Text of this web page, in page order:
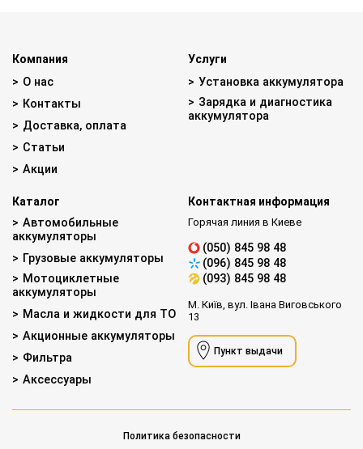
Компания
О нас
Контакты
Доставка, оплата
Статьи
Акции
Услуги
Установка аккумулятора
Зарядка и диагностика
аккумулятора
Каталог
Автомобильные
аккумуляторы
Грузовые аккумуляторы
Мотоциклетные
аккумуляторы
Масла и жидкости для ТО
Акционные аккумуляторы
Фильтра
Аксессуары
Контактная информация
Горячая линия в Киеве
(050) 845 98 48
(096) 845 98 48
(093) 845 98 48
М. Київ, вул. Івана Виговського
13
Пункт выдачи
Политика безопасности